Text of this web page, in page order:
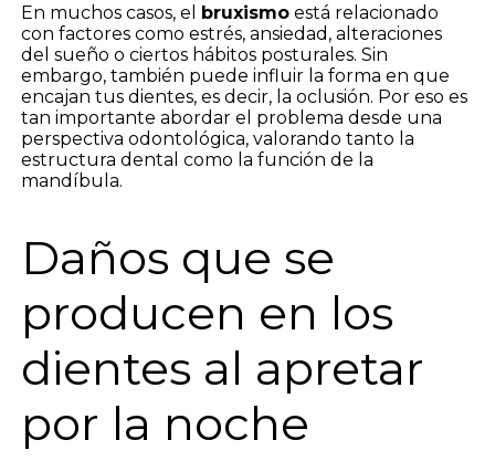
En muchos casos, el bruxismoestá relacionado
con factores como estrés, ansiedad, alteraciones
del sueño o ciertos hábitos posturales. Sin
embargo, también puede influir la forma en que
encajan tus dientes, es decir, la oclusión. Por eso es
tan importante abordar el problema desde una
perspectiva odontológica, valorando tanto la
estructura dental como la función de la
mandíbula.
Daños que se
producen en los
dientes al apretar
por la noche